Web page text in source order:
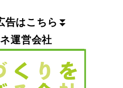
告はこちら ⏬
運営会社